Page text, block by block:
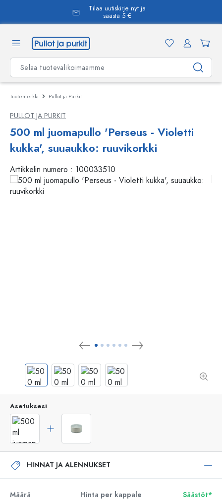
Tilaa uutiskirje nyt ja
säästä 5 €
Tuotemerkki Pullot ja Purkit
PULLOT JA PURKIT
500 ml juomapullo 'Perseus - Violetti
kukka', suuaukko: ruuvikorkki
Artikkelin numero : 100033510
Asetuksesi
HINNAT JA ALENNUKSET
Määrä Hinta per kappale
Säästöt*